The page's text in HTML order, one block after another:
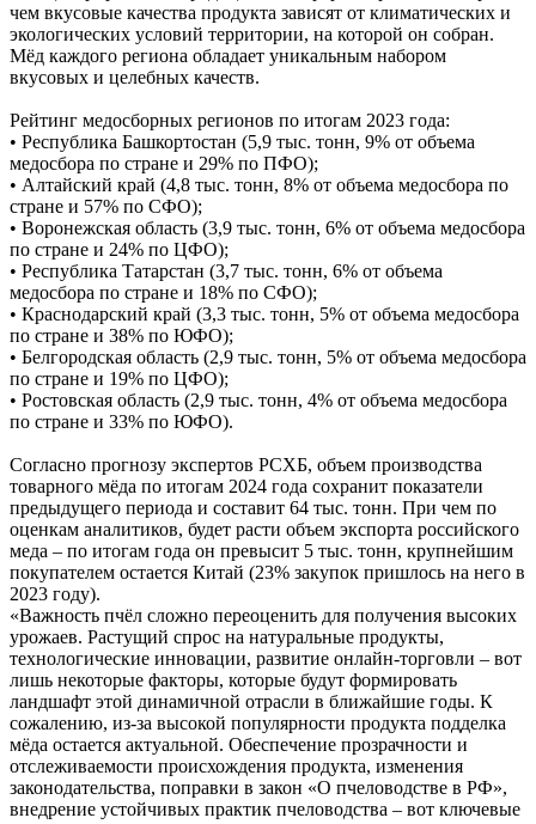
чем вкусовые качества продукта зависят от климатических и
экологических условий территории, на которой он собран.
Мёд каждого региона обладает уникальным набором
вкусовых и целебных качеств.
Рейтинг медосборных регионов по итогам 2023 года:
• Республика Башкортостан (5,9 тыс. тонн, 9% от объема
медосбора по стране и 29% по ПФО);
• Алтайский край (4,8 тыс. тонн, 8% от объема медосбора по
стране и 57% по СФО);
• Воронежская область (3,9 тыс. тонн, 6% от объема медосбора
по стране и 24% по ЦФО);
• Республика Татарстан (3,7 тыс. тонн, 6% от объема
медосбора по стране и 18% по СФО);
• Краснодарский край (3,3 тыс. тонн, 5% от объема медосбора
по стране и 38% по ЮФО);
• Белгородская область (2,9 тыс. тонн, 5% от объема медосбора
по стране и 19% по ЦФО);
• Ростовская область (2,9 тыс. тонн, 4% от объема медосбора
по стране и 33% по ЮФО).
Согласно прогнозу экспертов РСХБ, объем производства
товарного мёда по итогам 2024 года сохранит показатели
предыдущего периода и составит 64 тыс. тонн. При чем по
оценкам аналитиков, будет расти объем экспорта российского
меда – по итогам года он превысит 5 тыс. тонн, крупнейшим
покупателем остается Китай (23% закупок пришлось на него в
2023 году).
«Важность пчёл сложно переоценить для получения высоких
урожаев. Растущий спрос на натуральные продукты,
технологические инновации, развитие онлайн-торговли – вот
лишь некоторые факторы, которые будут формировать
ландшафт этой динамичной отрасли в ближайшие годы. К
сожалению, из-за высокой популярности продукта подделка
мёда остается актуальной. Обеспечение прозрачности и
отслеживаемости происхождения продукта, изменения
законодательства, поправки в закон «О пчеловодстве в РФ»,
внедрение устойчивых практик пчеловодства – вот ключевые